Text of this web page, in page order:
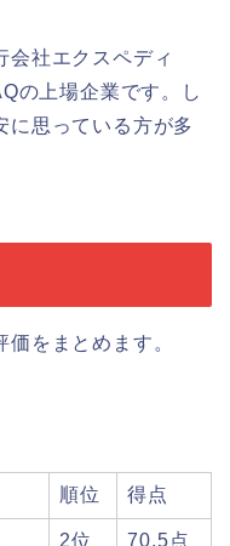
会社エクスペディ
の上場企業です。し
に思っている方が多
をまとめます。
順位 得点
2位 70.5点